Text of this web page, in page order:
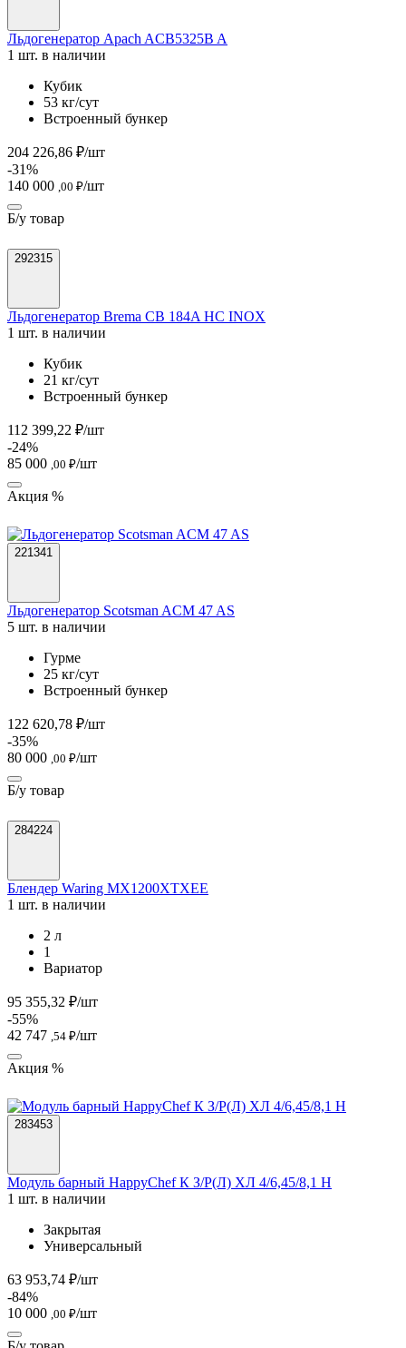
Льдогенератор Apach ACB5325B A
1 шт. в наличии
Кубик
53 кг/сут
Встроенный бункер
204 226,86 ₽/шт
-31%
140 000 ,00 ₽/шт
Б/у товар
292315
Льдогенератор Brema CB 184A HC INOX
1 шт. в наличии
Кубик
21 кг/сут
Встроенный бункер
112 399,22 ₽/шт
-24%
85 000 ,00 ₽/шт
Акция %
221341
Льдогенератор Scotsman ACM 47 AS
5 шт. в наличии
Гурме
25 кг/сут
Встроенный бункер
122 620,78 ₽/шт
-35%
80 000 ,00 ₽/шт
Б/у товар
284224
Блендер Waring MX1200XTXEE
1 шт. в наличии
2 л
1
Вариатор
95 355,32 ₽/шт
-55%
42 747 ,54 ₽/шт
Акция %
283453
Модуль барный HappyChef К З/Р(Л) ХЛ 4/6,45/8,1 Н
1 шт. в наличии
Закрытая
Универсальный
63 953,74 ₽/шт
-84%
10 000 ,00 ₽/шт